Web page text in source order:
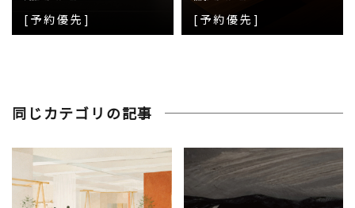
[予約優先] [予約優先]
同じカテゴリの記事